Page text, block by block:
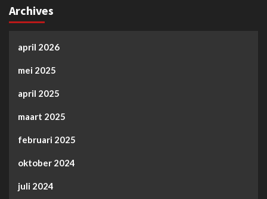
Archives
april 2026
mei 2025
april 2025
maart 2025
februari 2025
oktober 2024
juli 2024